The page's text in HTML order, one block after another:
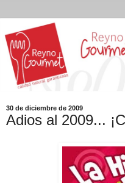
30 de diciembre de 2009
Adios al 2009...